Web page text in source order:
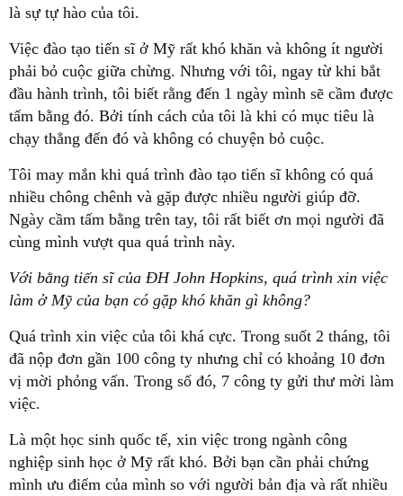
là sự tự hào của tôi.
Việc đào tạo tiến sĩ ở Mỹ rất khó khăn và không ít người
phải bỏ cuộc giữa chừng. Nhưng với tôi, ngay từ khi bắt
đầu hành trình, tôi biết rằng đến 1 ngày mình sẽ cầm được
tấm bằng đó. Bởi tính cách của tôi là khi có mục tiêu là
chạy thẳng đến đó và không có chuyện bỏ cuộc.
Tôi may mắn khi quá trình đào tạo tiến sĩ không có quá
nhiều chông chênh và gặp được nhiều người giúp đỡ.
Ngày cầm tấm bằng trên tay, tôi rất biết ơn mọi người đã
cùng mình vượt qua quá trình này.
Với bằng tiến sĩ của ĐH John Hopkins, quá trình xin việc
làm ở Mỹ của bạn có gặp khó khăn gì không?
Quá trình xin việc của tôi khá cực. Trong suốt 2 tháng, tôi
đã nộp đơn gần 100 công ty nhưng chỉ có khoảng 10 đơn
vị mời phỏng vấn. Trong số đó, 7 công ty gửi thư mời làm
việc.
Là một học sinh quốc tế, xin việc trong ngành công
nghiệp sinh học ở Mỹ rất khó. Bởi bạn cần phải chứng
mình ưu điểm của mình so với người bản địa và rất nhiều